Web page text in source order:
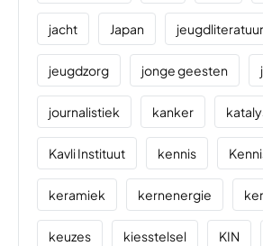
jacht Japan jeugdliteratuur
jeugdzorg jonge geesten
journalistiek kanker
Kavli Instituut kennis
keramiek kernenergie
keuzes kiesstelsel KIN